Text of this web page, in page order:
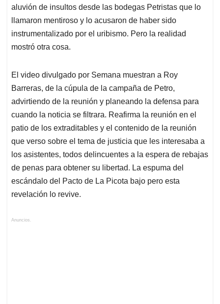
aluvión de insultos desde las bodegas Petristas que lo
llamaron mentiroso y lo acusaron de haber sido
instrumentalizado por el uribismo. Pero la realidad
mostró otra cosa.
El video divulgado por Semana muestran a Roy
Barreras, de la cúpula de la campaña de Petro,
advirtiendo de la reunión y planeando la defensa para
cuando la noticia se filtrara. Reafirma la reunión en el
patio de los extraditables y el contenido de la reunión
que verso sobre el tema de justicia que les interesaba a
los asistentes, todos delincuentes a la espera de rebajas
de penas para obtener su libertad. La espuma del
escándalo del Pacto de La Picota bajo pero esta
revelación lo revive.
Anuncios.